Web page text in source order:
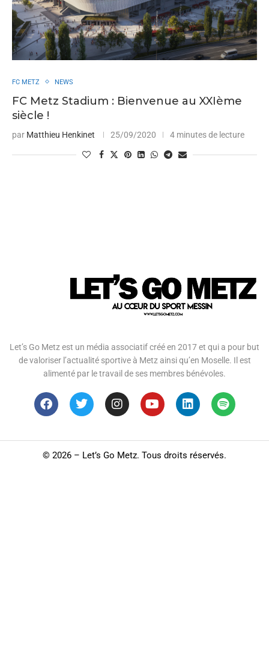
FC METZ NEWS
FC Metz Stadium : Bienvenue au XXIème
siècle !
par Matthieu Henkinet 25/09/2020 4 minutes de lecture
Let’s Go Metz est un média associatif créé en 2017 et qui a pour but
de valoriser l’actualité sportive à Metz ainsi qu’en Moselle. Il est
alimenté par le travail de ses membres bénévoles.
© 2026 – Let’s Go Metz. Tous droits réservés.